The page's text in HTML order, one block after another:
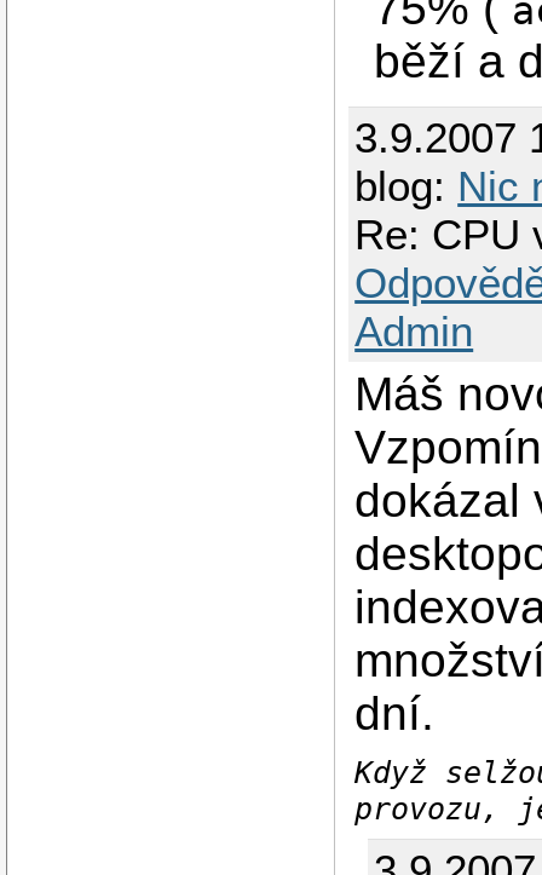
běží a
3.9.2007
blog: Nic
Re: CPU
Admin
Máš
dokázal
dní.
Když
provozu,